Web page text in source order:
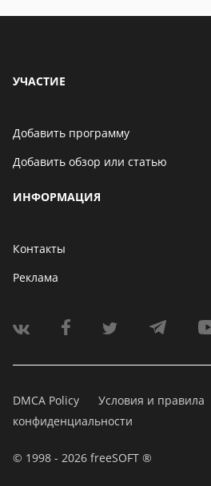
УЧАСТИЕ
Добавить программу
Добавить обзор или статью
ИНФОРМАЦИЯ
Контакты
Реклама
DMCA Policy Условия и правила
конфиденциальности
© 1998 - 2026 freeSOFT ®